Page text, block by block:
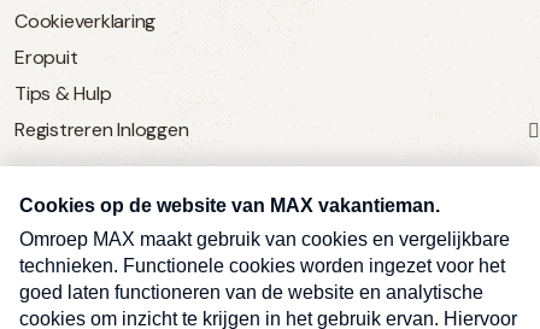
Cookieverklaring
Eropuit
Tips & Hulp
Registreren Inloggen
SERVICE
Over Omroep MAX
MAX Vandaag
MAX Meldpunt